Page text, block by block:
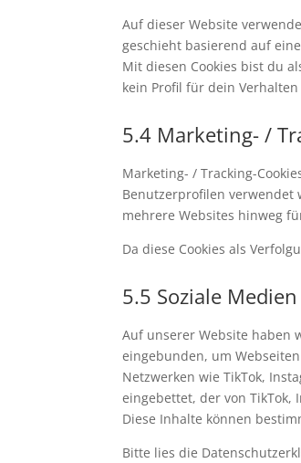
Auf dieser Website
geschieht basierend auf
Mit diesen Cookies bist du
kein Profil für dein
5.4 Marketing- /
Marketing- / Tracking-
Benutzerprofilen verwendet
mehrere Websites hinweg
Da diese Cookies als
5.5 Soziale Medien
Auf unserer Website haben
eingebunden, um
Netzwerken wie TikTok,
eingebettet, der von TikTok,
Diese Inhalte können
Bitte lies die